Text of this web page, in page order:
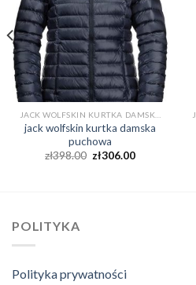
jack wolfskin kurtka damska
puchowa
zł398.00 zł306.00
POLITYKA
Polityka prywatności